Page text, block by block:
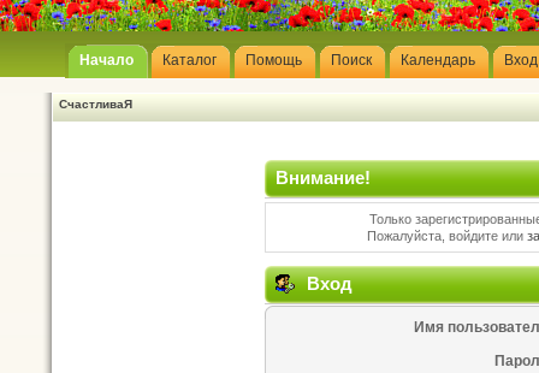
Начало Каталог Помощь Поиск Календарь Вход
СчастливаЯ
Внимание!
Только
Пожалуйста, войдите или
Вход
Имя